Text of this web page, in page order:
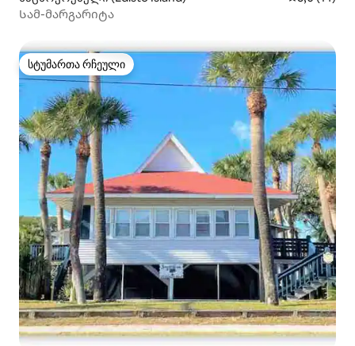
Სამ-მარგარიტა
სტუმართა რჩეული
სტუმართა რჩეული